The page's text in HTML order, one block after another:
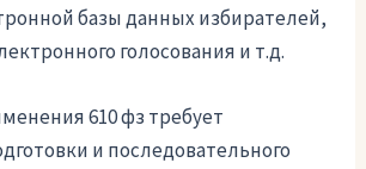
базы данных избирателей,
голосования и т.д.
610 фз требует
и последовательного